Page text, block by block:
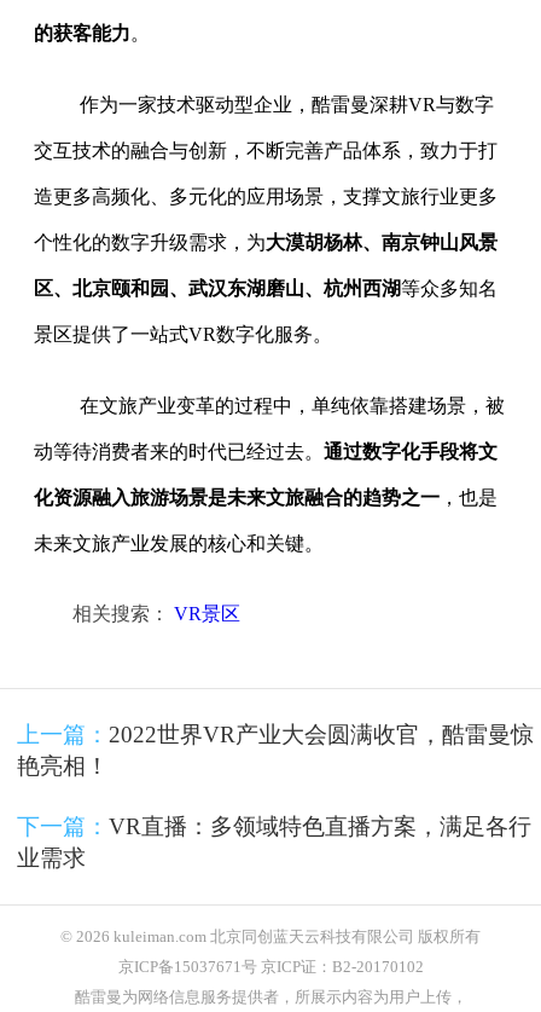
的获客能力。
作为一家技术驱动型企业，酷雷曼深耕VR与数字
交互技术的融合与创新，不断完善产品体系，致力于打
造更多高频化、多元化的应用场景，支撑文旅行业更多
个性化的数字升级需求，为大漠胡杨林、南京钟山风景
区、北京颐和园、武汉东湖磨山、杭州西湖等众多知名
景区提供了一站式VR数字化服务。
在文旅产业变革的过程中，单纯依靠搭建场景，被
动等待消费者来的时代已经过去。 通过数字化手段将文
化资源融入旅游场景是未来文旅融合的趋势之一 ，也是
未来文旅产业发展的核心和关键。
相关搜索： VR景区
上一篇： 2022世界VR产业大会圆满收官，酷雷曼惊
艳亮相！
下一篇： VR直播：多领域特色直播方案，满足各行
业需求
© 2026 kuleiman.com 北京同创蓝天云科技有限公司 版权所有
京ICP备15037671号 京ICP证：B2-20170102
酷雷曼为网络信息服务提供者，所展示内容为用户上传，